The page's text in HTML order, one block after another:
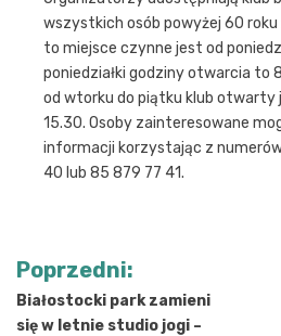
wszystkich osób powyżej 60 roku
to miejsce czynne jest od
poniedziałki godziny otwarcia to
od wtorku do piątku klub otwarty
15.30. Osoby zainteresowane
informacji korzystając z
40 lub 85 879 77 41.
Nawigacja
wpisu
Poprzedni:
Białostocki park zamieni
się w letnie studio jogi –